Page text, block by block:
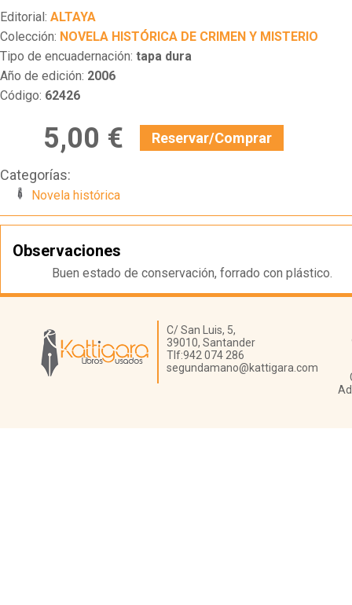
Editorial: ALTAYA
Colección: NOVELA HISTÓRICA DE CRIMEN Y MISTERIO
Tipo de encuadernación: tapa dura
Año de edición: 2006
Código: 62426
5,00 € Reservar/Comprar
Categorías:
Novela histórica
Observaciones
Buen estado de conservación, forrado con plástico.
Librería Kattigara
C/ San Luis, 5,
39010, Santander
Tlf:942 074 286
segundamano@kattigara.com